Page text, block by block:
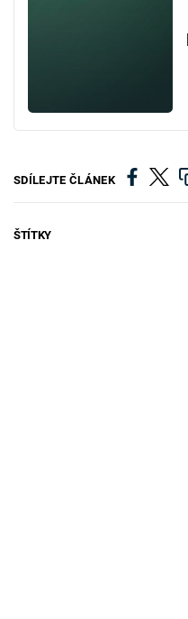
SDÍLEJTE ČLÁNEK
ŠTÍTKY